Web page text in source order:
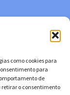
como cookies para
para
de
retirar o consentimento